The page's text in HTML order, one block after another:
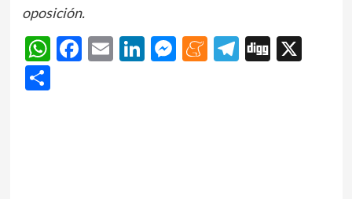
oposición.
WhatsApp
Facebook
EmailLinkedIn
Messenger
Meneame
Telegram
Digg
X
Share